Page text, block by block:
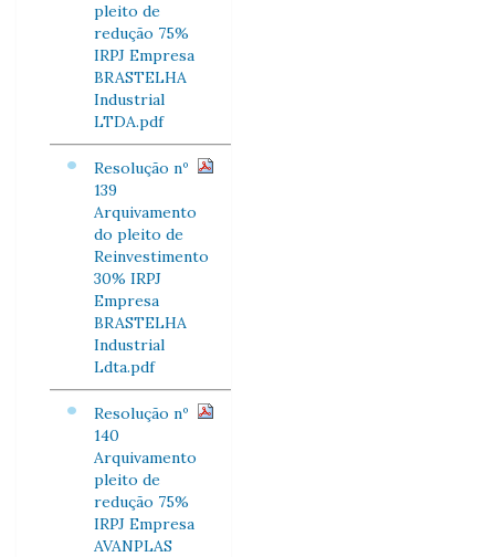
pleito de
redução 75%
IRPJ Empresa
BRASTELHA
Industrial
LTDA.pdf
Resolução nº
139
Arquivamento
do pleito de
Reinvestimento
30% IRPJ
Empresa
BRASTELHA
Industrial
Ldta.pdf
Resolução nº
140
Arquivamento
pleito de
redução 75%
IRPJ Empresa
AVANPLAS